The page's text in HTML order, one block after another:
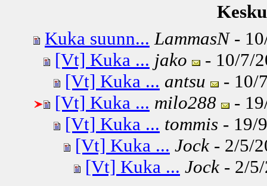
Kuka suunn... LammasN-
[Vt] Kuka ... jako
- 10/7/
[Vt] Kuka ... antsu
- 10/
[Vt] Kuka ... milo288
-
[Vt] Kuka ... tommis - 19/
[Vt] Kuka ... Jock- 2/5/
[Vt] Kuka ... Jock- 2/5/